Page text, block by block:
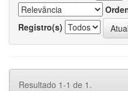
Registro(s)
Resultado 1-1 de 1.